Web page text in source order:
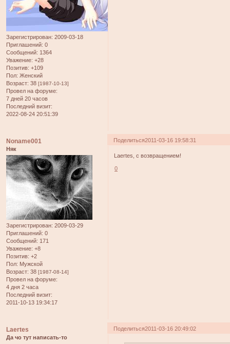
Зарегистрирован: 2009-03-18
Приглашений: 0
Сообщений: 1364
Уважение: +28
Позитив: +109
Пол: Женский
Возраст: 38 [1987-10-13]
Провел на форуме:
7 дней 20 часов
Последний визит:
2022-08-24 20:51:39
Поделиться2011-03-16 19:58:31
Noname001
Няк
Зарегистрирован: 2009-03-29
Приглашений: 0
Сообщений: 171
Уважение: +8
Позитив: +2
Пол: Мужской
Возраст: 38 [1987-08-14]
Провел на форуме:
4 дня 2 часа
Последний визит:
2011-10-13 19:34:17
Laertes, с возвращением!
0
Поделиться2011-03-16 20:49:02
Laertes
Да чо тут написать-то